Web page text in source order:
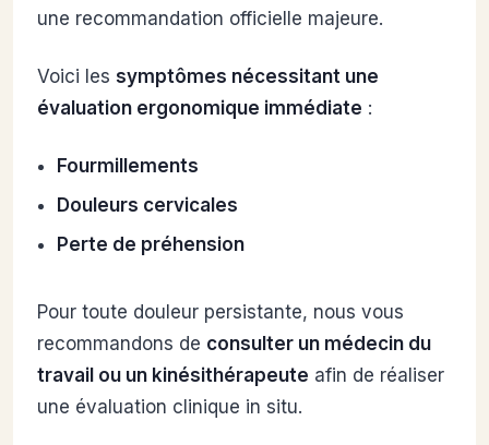
une recommandation officielle majeure.
Voici les symptômes nécessitant une
évaluation ergonomique immédiate :
Fourmillements
Douleurs cervicales
Perte de préhension
Pour toute douleur persistante, nous vous
recommandons de consulter un médecin du
travail ou un kinésithérapeute afin de réaliser
une évaluation clinique in situ.